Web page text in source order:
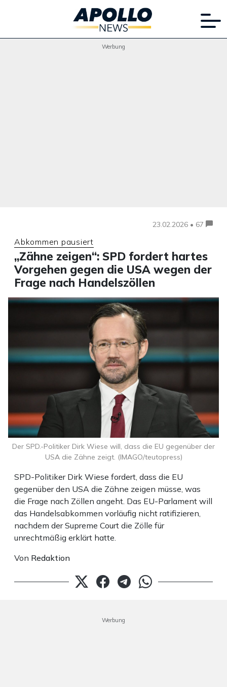
Werbung
23.02.2026 • 67
Abkommen pausiert
„Zähne zeigen“: SPD fordert hartes
Vorgehen gegen die USA wegen der
Frage nach Handelszöllen
SPD-Politiker Dirk Wiese fordert, dass die EU
gegenüber den USA die Zähne zeigen müsse, was
die Frage nach Zöllen angeht. Das EU-Parlament will
das Handelsabkommen vorläufig nicht ratifizieren,
nachdem der Supreme Court die Zölle für
unrechtmäßig erklärt hatte.
Von Redaktion
Der SPD.-Politiker Dirk Wiese will, dass die EU gegenüber der
USA die Zähne zeigt. (IMAGO/teutopress)
Werbung